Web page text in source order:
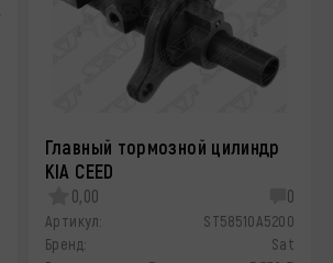
Главный тормозной цилиндр
KIA CEED
0,00 0
Артикул:
ST58510A5200
Бренд:
Sat